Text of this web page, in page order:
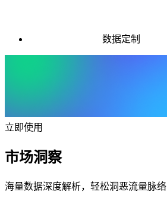
数据定制
立即使用
市场洞察
海量数据深度解析，轻松洞恶流量脉络